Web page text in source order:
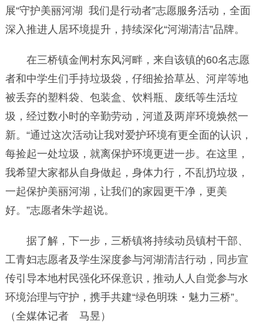
展“守护美丽河湖 我们是行动者”志愿服务活动，全面
深入推进人居环境提升，持续深化“河湖清洁”品牌。
在三桥镇金闸村东风河畔，来自该镇的60名志愿
者和中学生们手持垃圾袋，仔细捡拾草丛、河岸等地
被丢弃的塑料袋、包装盒、饮料瓶、废纸等生活垃
圾，经过数小时的辛勤劳动，河道及两岸环境焕然一
新。“通过这次活动让我对爱护环境有更全面的认识，
每捡起一处垃圾，就离保护环境更进一步。在这里，
我希望大家都从自身做起，身体力行，不乱扔垃圾，
一起保护美丽河湖，让我们的家园更干净，更美
好。”志愿者朱学超说。
据了解，下一步，三桥镇将持续动员镇村干部、
工青妇志愿者及学生深度参与河湖清洁行动，同步宣
传引导本地村民强化环保意识，推动人人自觉参与水
环境治理与守护，携手共建“绿色明珠・魅力三桥”。
（全媒体记者 马昱）